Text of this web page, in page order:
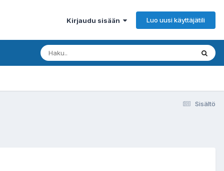
Kirjaudu sisään Luo uusi käyttäjätili
Sisältö